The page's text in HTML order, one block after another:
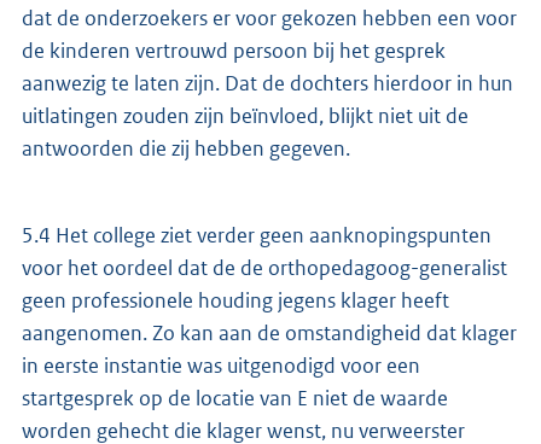
dat de onderzoekers er voor gekozen hebben een voor
de kinderen vertrouwd persoon bij het gesprek
aanwezig te laten zijn. Dat de dochters hierdoor in hun
uitlatingen zouden zijn beïnvloed, blijkt niet uit de
antwoorden die zij hebben gegeven.
5.4 Het college ziet verder geen aanknopingspunten
voor het oordeel dat de de orthopedagoog-generalist
geen professionele houding jegens klager heeft
aangenomen. Zo kan aan de omstandigheid dat klager
in eerste instantie was uitgenodigd voor een
startgesprek op de locatie van E niet de waarde
worden gehecht die klager wenst, nu verweerster